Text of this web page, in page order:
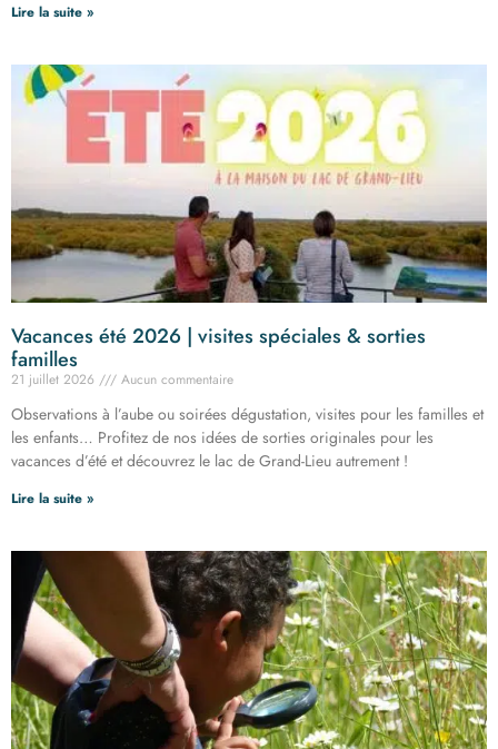
Lire la suite »
Vacances été 2026 | visites spéciales & sorties
familles
21 juillet 2026 Aucun commentaire
Observations à l’aube ou soirées dégustation, visites pour les familles et
les enfants… Profitez de nos idées de sorties originales pour les
vacances d’été et découvrez le lac de Grand-Lieu autrement !
Lire la suite »